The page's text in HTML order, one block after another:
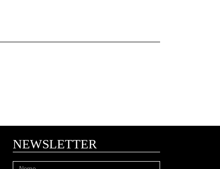
NEWSLETTER